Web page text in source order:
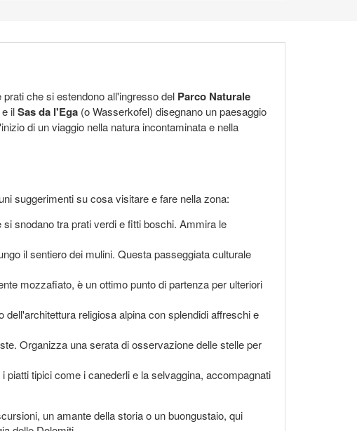
che si estendono all'ingresso del Parco Naturale
e ilSas da l'Ega (o Wasserkofel) disegnano un paesaggio
di un viaggio nella natura incontaminata e nella
suggerimenti su cosa visitare e fare nella zona:
snodano tra prati verdi e fitti boschi. Ammira le
il sentiero dei mulini. Questa passeggiata culturale
mozzafiato, è un ottimo punto di partenza per ulteriori
religiosa alpina con splendidi affreschi e
Organizza una serata di osservazione delle stelle per
tipici come i canederli e la selvaggina, accompagnati
un amante della storia o un buongustaio, qui